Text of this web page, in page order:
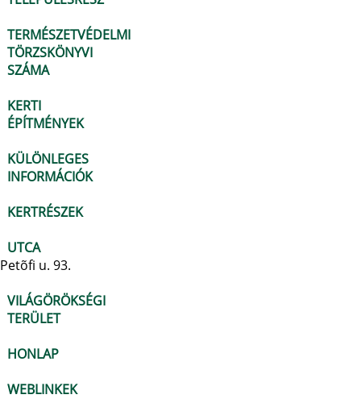
TERMÉSZETVÉDELMI
TÖRZSKÖNYVI
SZÁMA
KERTI
ÉPÍTMÉNYEK
KÜLÖNLEGES
INFORMÁCIÓK
KERTRÉSZEK
UTCA
Petõfi u. 93.
VILÁGÖRÖKSÉGI
TERÜLET
HONLAP
WEBLINKEK